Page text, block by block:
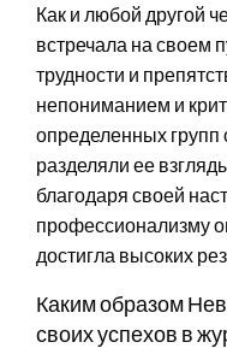
Как и любой другой
встречала на своем
трудности и
непониманием и
определенных
разделяли ее
благодаря своей
профессионализму
достигла высоких
Каким образом
своих успехов в